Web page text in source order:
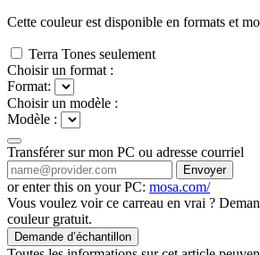
Cette couleur est disponible en formats et
Terra Tones seulement
Choisir un format :
Format:
Choisir un modèle :
Modèle :
Transférer sur mon PC ou adresse courriel
Envoyer
or enter this on your PC: mosa.com/
Vous voulez voir ce carreau en vrai ?
couleur gratuit.
Demande d’échantillon